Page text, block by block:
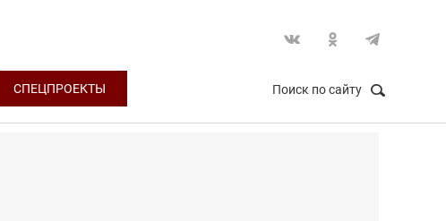
СПЕЦПРОЕКТЫ Поиск по сайту